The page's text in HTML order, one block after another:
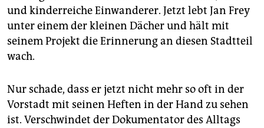
und kinderreiche Einwanderer. Jetzt lebt Jan Frey
unter einem der kleinen Dächer und hält mit
seinem Projekt die Erinnerung an diesen Stadtteil
wach.
Nur schade, dass er jetzt nicht mehr so oft in der
Vorstadt mit seinen Heften in der Hand zu sehen
ist. Verschwindet der Dokumentator des Alltags